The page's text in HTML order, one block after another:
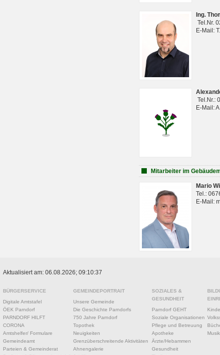
Ing.
Tel.Nr.
E-Mail:
Tel.Nr.:
E-Mail:
Mitarbeiter im
Mario
Tel.:
E-Mail:
Aktualisiert am: 06.08.2026; 09:10:37
BÜRGERSERVICE
Digitale Amtstafel
ÖEK Parndorf
PARNDORF HILFT
CORONA
Amtshelfer/ Formulare
Gemeindeamt
Parteien & Gemeinderat
GEMEINDEPORTRAIT
Unsere Gemeinde
Die Geschichte Parndorfs
750 Jahre Parndorf
Topothek
Neuigkeiten
Grenzüberschreitende Aktivitäten
Ahnengalerie
SOZIALES &
GESUNDHEIT
Parndorf GEHT
Soziale Organisationen
Pflege und Betreuung
Apotheke
Ärzte/Hebammen
Gesundheit